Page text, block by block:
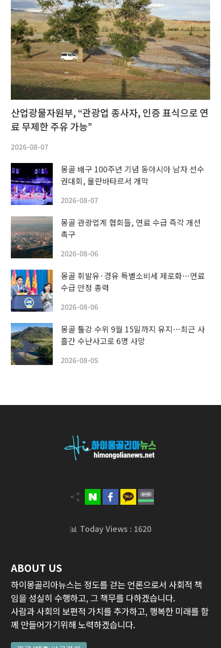
산업광물자원부, “관광업 종사자, 인증 표식으로 연
료 무제한 주유 가능”
2026-08-07
몽골 배구 100주년 기념 동아시아 남자 선수
권대회, 울란바타르서 개막
2026-08-07
몽골 관광업계 협회들, 연료 수급 즉각 개선
촉구
2026-08-06
몽골 휘발유·경유 특별소비세 제로화…연료
수급 안정 총력
2026-08-06
몽골 툴강 수위 9월 15일까지 유지…최근 사
흘간 수난사고로 6명 사망
2026-08-05
📊 Today Views : 1620
ABOUT US
하이몽골리아뉴스는 정도를 걷는 언론으로서 사회적 책
임을 성실히 수행하고, 그 책무를 다하겠습니다.
사람과 사회의 보편적 가치를 추가하고, 행복한 미래를 함
께 만들어가기위해 노력하겠습니다.